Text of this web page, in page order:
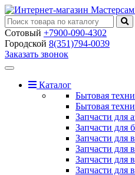
Сотовый +7900-090-4302
Городской 8(351)794-0039
Заказать звонок
Toggle
navigationКаталог
Бытовая
Бытовая
Запчасти для
Запчасти для
Запчасти для
Запчасти для
Запчасти для
Запчасти для